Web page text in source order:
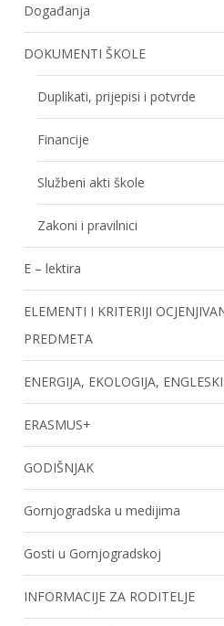
Događanja
DOKUMENTI ŠKOLE
Duplikati, prijepisi i potvrde
Financije
Službeni akti škole
Zakoni i pravilnici
E – lektira
ELEMENTI I KRITERIJI
PREDMETA
ENERGIJA, EKOLOGIJA, ENGLESKI
ERASMUS+
GODIŠNJAK
Gornjogradska u medijima
Gosti u Gornjogradskoj
INFORMACIJE ZA RODITELJE